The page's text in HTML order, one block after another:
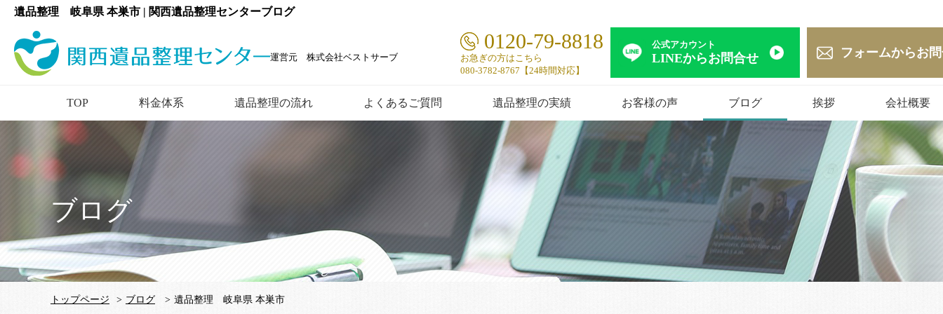
遺品整理 岐阜県 本巣市 | 関西遺品整理センターブログ
運営元 株式会社ベストサーブ
0120-79-8818
お急ぎの方はこちら
080-3782-8767【24時間対応】
フォームからお
公式アカウント
LINEからお問合せ
TOP 料金体系 遺品整理の流れ よくあるご質問 遺品整理の実績 お客様の声 ブログ 挨拶 会社概要
ブログ
トップページ > ブログ > 遺品整理 岐阜県 本巣市